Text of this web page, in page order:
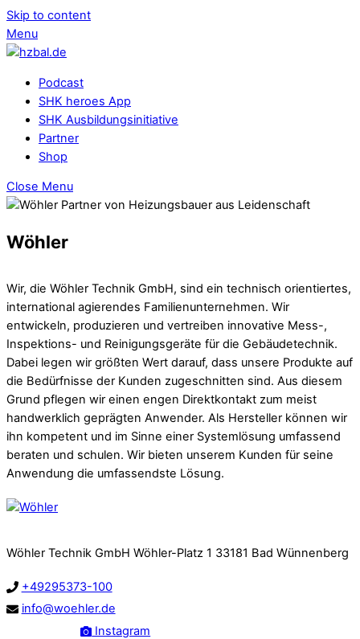
Skip to content
Menu
Podcast
SHK heroes App
SHK Ausbildungsinitiative
Partner
Shop
Close Menu
Wöhler
Wir, die Wöhler Technik GmbH, sind ein technisch orientiertes,
international agierendes Familienunternehmen. Wir
entwickeln, produzieren und vertreiben innovative Mess-,
Inspektions- und Reinigungsgeräte für die Gebäudetechnik.
Dabei legen wir größten Wert darauf, dass unsere Produkte auf
die Bedürfnisse der Kunden zugeschnitten sind. Aus diesem
Grund pflegen wir einen engen Direktkontakt zum meist
handwerklich geprägten Anwender. Als Hersteller können wir
ihn kompetent und im Sinne einer Systemlösung umfassend
beraten und schulen. Wir bieten unserem Kunden für seine
Anwendung die umfassendste Lösung.
Wöhler Technik GmbH Wöhler-Platz 1 33181 Bad Wünnenberg
+49295373-100
info@woehler.de
Instagram